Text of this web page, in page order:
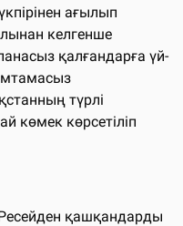
ағылып
келгенше
қалғандарға үй-
түрлі
көмек көрсетіліп
қашқандарды